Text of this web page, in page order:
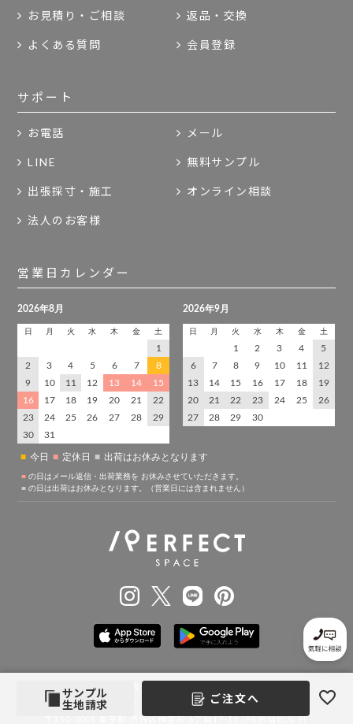
お見積り・ご相談 返品・交換
よくある質問 会員登録
サポート
お電話 メール
LINE 無料サンプル
出張採寸・施工 オンライン相談
法人のお客様
営業日カレンダー
株式会社パーフェクトスペース
（通販ドットＴＯＫＹＯ株式会社グループ）
〒150-0001 東京都 渋谷区神宮前 6丁目17-11 JPR原宿ビル 9F
サンプル
生地請求
ご注文へ